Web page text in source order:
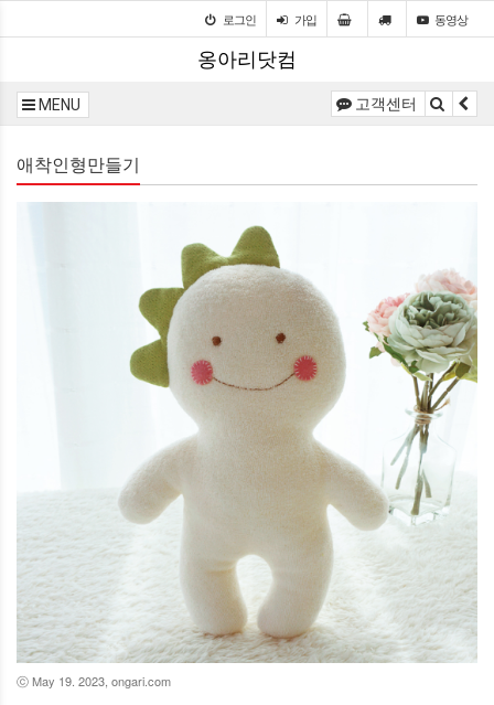
로그인 가입 동영상
옹아리닷컴
MENU 고객센터
애착인형만들기
ⓒ May 19. 2023, ongari.com